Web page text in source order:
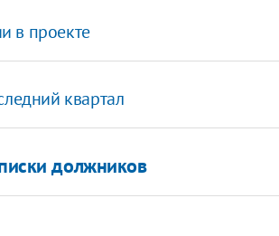
в проекте
квартал
должников